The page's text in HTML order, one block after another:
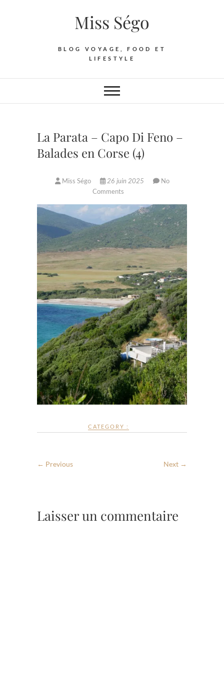
Miss Ségo
BLOG VOYAGE, FOOD ET
LIFESTYLE
La Parata – Capo Di Feno –
Balades en Corse (4)
Miss Ségo 26 juin 2025
No
Comments
CATEGORY :
← Previous Next →
Laisser un commentaire